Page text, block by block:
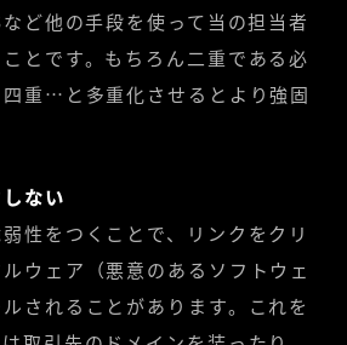
ど他の手段を使って当の担当者
とです。もちろん二重である必
重…と多重化させるとより強固
ない
性をつくことで、リンクをクリ
ウェア（悪意のあるソフトウェ
されることがあります。これを